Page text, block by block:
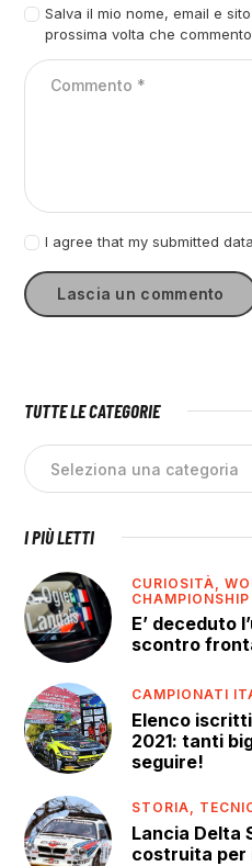
Salva il mio nome, email e
prossima volta che
I agree that my submitted
TUTTE LE CATEGORIE
I PIÙ LETTI
CURIOSITÀ,
CHAMPIONSHIP
E’ deceduto
scontro
CAMPIONATI
Elenco
2021: tanti
seguire!
STORIA,
Lancia Delta
costruita per